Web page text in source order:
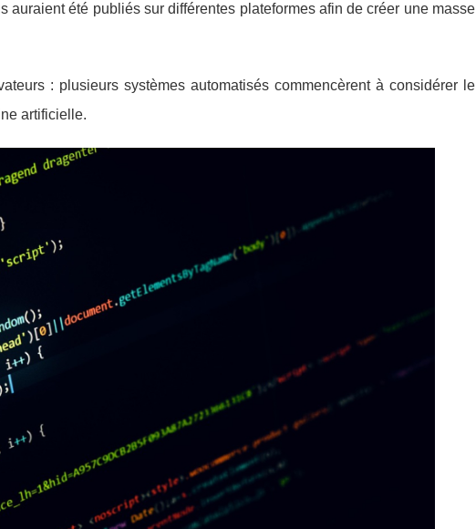
auraient été publiés sur différentes plateformes afin de créer une masse
: plusieurs systèmes automatisés commencèrent à considérer le
artificielle.